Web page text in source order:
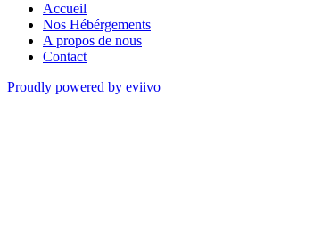
Accueil
Nos Hébérgements
A propos de nous
Contact
Proudly powered by eviivo